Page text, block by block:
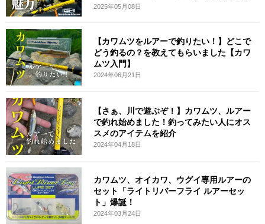
う！
2025年05月08日
【カワムツをルアーで釣りたい！】どこで
どう釣るの？を教えてもらいました【カワ
ムツ入門】
2024年06月21日
【さぁ、川で遊ぶぞ！】カワムツ、ルアー
で釣れ始めました！釣ってみたい人にオス
スメのアイテムを紹介
2024年04月18日
カワムツ、オイカワ、ウグイ専用ルアーの
セット「ライトリバーフライ ルアーセッ
ト」爆誕！
2024年03月24日